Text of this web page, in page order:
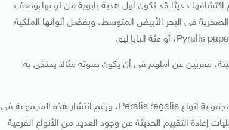
اكتشافها حديثا قد تكون أول هدية بابوية من نوعها،وصف
فى البحر الأبيض المتوسط، وبفضل ألوانها الملكية
معربين عن أملهم فى أن يكون صوته مثالا يحتذى به
يعد الاكتشاف أحدث إضافة إلى سلسلة من المراجعات التصنيفية ضمن مجموعة أنواع Peralis regalis، ورغم انتشار هذه المجموعة فى
إعادة التقييم الحديثة عن وجود العديد من الأنواع الفرعية